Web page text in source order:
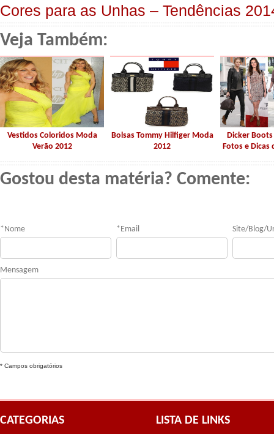
Cores para as Unhas – Tendências
Veja Também:
Vestidos Coloridos Moda
Verão 2012
Bolsas Tommy Hilfiger Moda
2012
Dicker
Fotos e Dicas
Gostou desta matéria? Comente:
* Nome * Email Site/Blog/
Mensagem
* Campos obrigatórios
CATEGORIAS LISTA DE LINKS